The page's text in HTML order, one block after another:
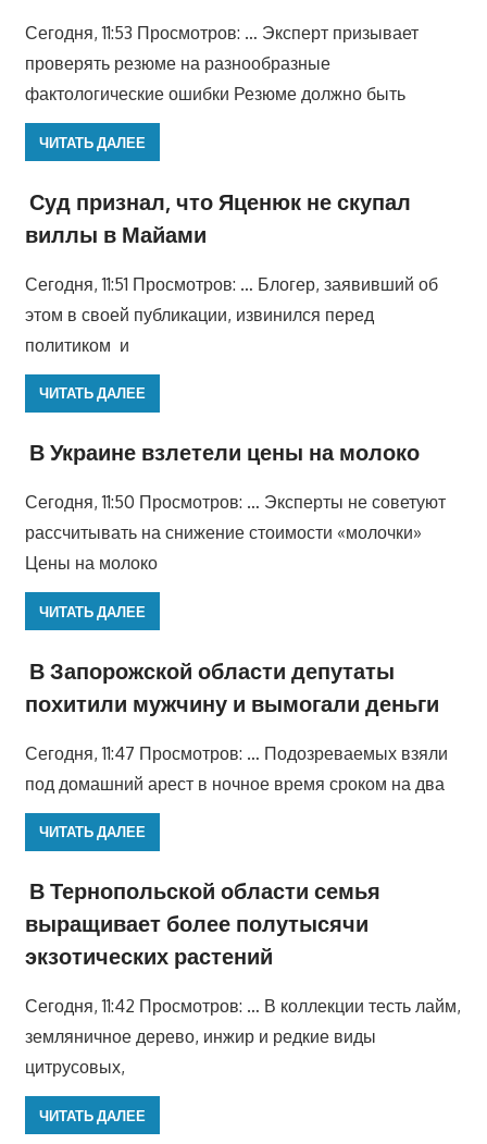
Сегодня, 11:53 Просмотров: … Эксперт призывает
проверять резюме на разнообразные
фактологические ошибки Резюме должно быть
ЧИТАТЬ ДАЛЕЕ
Суд признал, что Яценюк не скупал
виллы в Майами
Сегодня, 11:51 Просмотров: … Блогер, заявивший об
этом в своей публикации, извинился перед
политиком и
ЧИТАТЬ ДАЛЕЕ
В Украине взлетели цены на молоко
Сегодня, 11:50 Просмотров: … Эксперты не советуют
рассчитывать на снижение стоимости «молочки»
Цены на молоко
ЧИТАТЬ ДАЛЕЕ
В Запорожской области депутаты
похитили мужчину и вымогали деньги
Сегодня, 11:47 Просмотров: … Подозреваемых взяли
под домашний арест в ночное время сроком на два
ЧИТАТЬ ДАЛЕЕ
В Тернопольской области семья
выращивает более полутысячи
экзотических растений
Сегодня, 11:42 Просмотров: … В коллекции тесть лайм,
земляничное дерево, инжир и редкие виды
цитрусовых,
ЧИТАТЬ ДАЛЕЕ